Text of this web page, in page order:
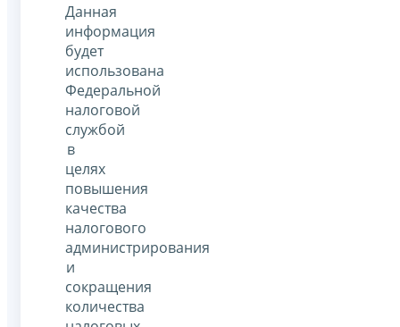
Данная
информация
будет
использована
Федеральной
налоговой
службой
в
целях
повышения
качества
налогового
администрирования
и
сокращения
количества